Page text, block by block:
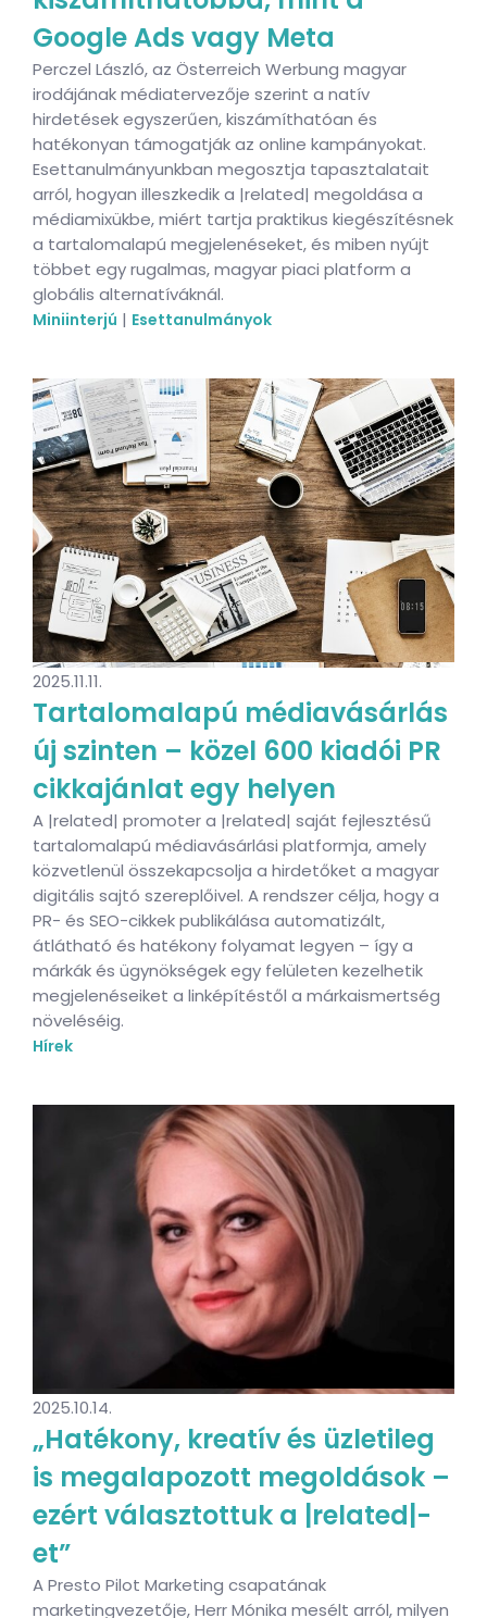
Google Ads vagy Meta
Perczel László, az Österreich Werbung magyar
irodájának médiatervezője szerint a natív
hirdetések egyszerűen, kiszámíthatóan és
hatékonyan támogatják az online kampányokat.
Esettanulmányunkban megosztja tapasztalatait
arról, hogyan illeszkedik a |related| megoldása a
médiamixükbe, miért tartja praktikus kiegészítésnek
a tartalomalapú megjelenéseket, és miben nyújt
többet egy rugalmas, magyar piaci platform a
globális alternatíváknál.
Miniinterjú | Esettanulmányok
2025.11.11.
Tartalomalapú médiavásárlás
új szinten – közel 600 kiadói PR
cikkajánlat egy helyen
A |related| promoter a |related| saját fejlesztésű
tartalomalapú médiavásárlási platformja, amely
közvetlenül összekapcsolja a hirdetőket a magyar
digitális sajtó szereplőivel. A rendszer célja, hogy a
PR- és SEO-cikkek publikálása automatizált,
átlátható és hatékony folyamat legyen – így a
márkák és ügynökségek egy felületen kezelhetik
megjelenéseiket a linképítéstől a márkaismertség
növeléséig.
Hírek
2025.10.14.
„Hatékony, kreatív és üzletileg
is megalapozott megoldások –
ezért választottuk a |related|-
et”
A Presto Pilot Marketing csapatának
marketingvezetője, Herr Mónika mesélt arról, milyen